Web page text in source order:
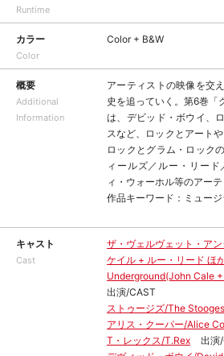
Runtime
カラー
Color
Color + B&W
概要
Additional
Information
アーティストの映像を交
史を追っていく。第6巻「
は、デビッド・ボウイ、
スなど、ロックとアート
ロックとグラム・ロック
ィールズ／ルー・リー
ィ・ウォーホル等のアーテ
作品キーワード：ミュー
キャスト
Cast
ザ・ヴェルヴェット・ア
ケイル + ルー・リード ほ
Underground(John Cale
出演/CAST
ストゥージズ/The Stooges
アリス・クーパー/Alice
T・レックス/T.Rex
出演